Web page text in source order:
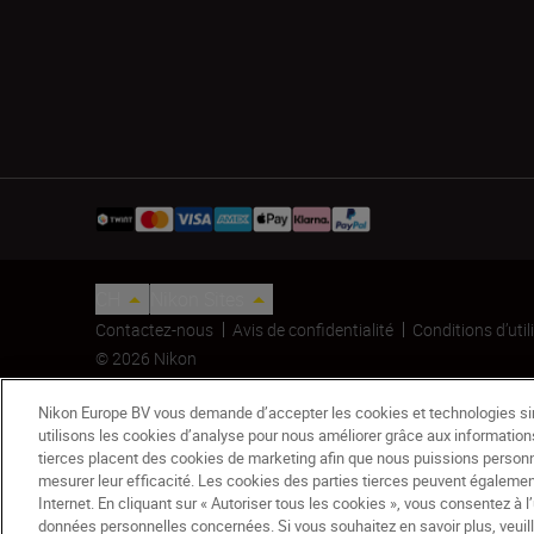
Contactez-nous Avis de confidentialité
Conditions
© 2026 Nikon
Nikon Europe BV vous demande d’accepter les cookies et technologies
utilisons les cookies d’analyse pour nous améliorer grâce aux
tierces placent des cookies de marketing afin que nous puissions
mesurer leur efficacité. Les cookies des parties tierces peuvent
Internet. En cliquant sur « Autoriser tous les cookies », vous consentez
données personnelles concernées. Si vous souhaitez en savoir plus,